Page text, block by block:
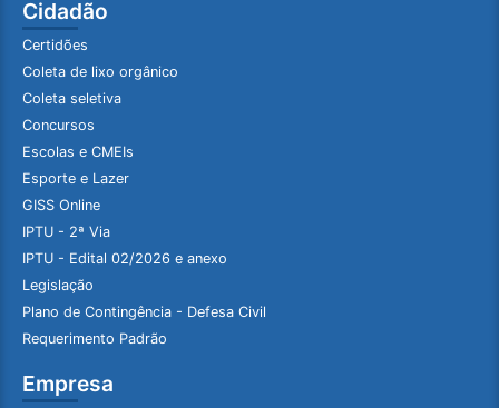
Cidadão
Certidões
Coleta de lixo orgânico
Coleta seletiva
Concursos
Escolas e CMEIs
Esporte e Lazer
GISS Online
IPTU - 2ª Via
IPTU - Edital 02/2026 e anexo
Legislação
Plano de Contingência - Defesa Civil
Requerimento Padrão
Empresa